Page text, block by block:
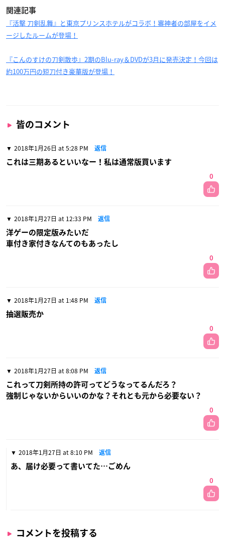
関連記事
『活撃 刀剣乱舞』と東京プリンスホテルがコラボ！審神者の部屋をイメ
ージしたルームが登場！
『こんのすけの刀剣散歩』2期のBlu-ray＆DVDが3月に発売決定！今回は
約100万円の短刀付き豪華版が登場！
皆のコメント
2018年1月26日 at 5:28 PM 返信
これは三期あるといいなー！私は通常版買います
0
2018年1月27日 at 12:33 PM 返信
洋ゲーの限定版みたいだ
車付き家付きなんてのもあったし
0
2018年1月27日 at 1:48 PM 返信
抽選販売か
0
2018年1月27日 at 8:08 PM 返信
これって刀剣所持の許可ってどうなってるんだろ？
強制じゃないからいいのかな？それとも元から必要ない？
0
2018年1月27日 at 8:10 PM 返信
あ、届け必要って書いてた…ごめん
0
コメントを投稿する